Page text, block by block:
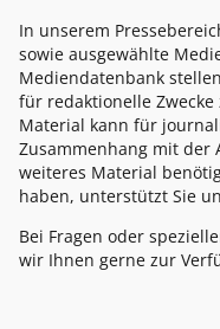
In unserem
sowie ausgewählte
Mediendatenbank
für redaktionelle
Material kann für
Zusammenhang mit der
weiteres Material
haben, unterstützt Sie
Bei Fragen oder
wir Ihnen gerne zur